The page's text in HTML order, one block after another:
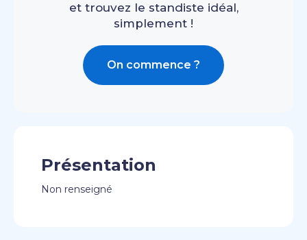
et trouvez le standiste idéal,
simplement !
On commence ?
Présentation
Non renseigné